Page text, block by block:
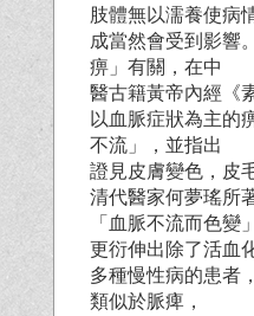
肢體無以濡養使病
成當然會受到影響
痹」有關，在中
醫古籍黃帝內經《
以血脈症狀為主的
不流」，並指出
證見皮膚變色，皮
清代醫家何夢瑤所
「血脈不流而色變
更衍伸出除了活血
多種慢性病的患者
類似於脈痺，